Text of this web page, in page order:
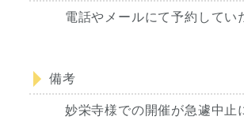
電話やメールにて予約してい
備考
妙栄寺様での開催が急遽中止